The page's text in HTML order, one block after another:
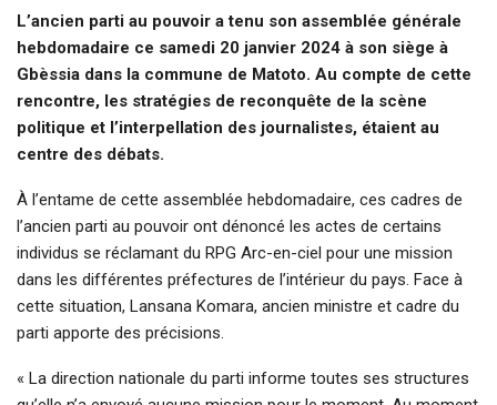
L’ancien parti au pouvoir a tenu son assemblée générale
hebdomadaire ce samedi 20 janvier 2024 à son siège à
Gbèssia dans la commune de Matoto. Au compte de cette
rencontre, les stratégies de reconquête de la scène
politique et l’interpellation des journalistes, étaient au
centre des débats.
À l’entame de cette assemblée hebdomadaire, ces cadres de
l’ancien parti au pouvoir ont dénoncé les actes de certains
individus se réclamant du RPG Arc-en-ciel pour une mission
dans les différentes préfectures de l’intérieur du pays. Face à
cette situation, Lansana Komara, ancien ministre et cadre du
parti apporte des précisions.
« La direction nationale du parti informe toutes ses structures